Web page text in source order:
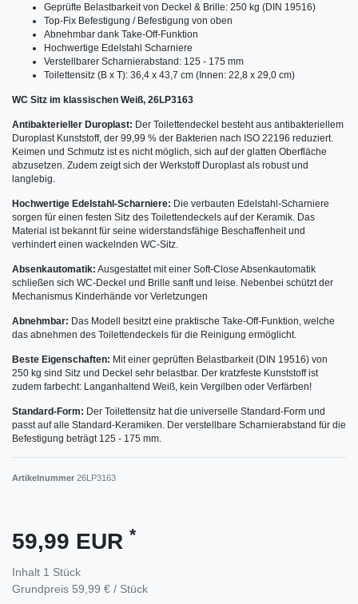
Geprüfte Belastbarkeit von Deckel & Brille: 250 kg (DIN 19516)
Top-Fix Befestigung / Befestigung von oben
Abnehmbar dank Take-Off-Funktion
Hochwertige Edelstahl Scharniere
Verstellbarer Scharnierabstand: 125 - 175 mm
Toilettensitz (B x T): 36,4 x 43,7 cm (Innen: 22,8 x 29,0 cm)
WC Sitz im klassischen Weiß, 26LP3163
Antibakterieller Duroplast: Der Toilettendeckel besteht aus antibakteriellem
Duroplast Kunststoff, der 99,99 % der Bakterien nach ISO 22196 reduziert.
Keimen und Schmutz ist es nicht möglich, sich auf der glatten Oberfläche
abzusetzen. Zudem zeigt sich der Werkstoff Duroplast als robust und
langlebig.
Hochwertige Edelstahl-Scharniere: Die verbauten Edelstahl-Scharniere
sorgen für einen festen Sitz des Toilettendeckels auf der Keramik. Das
Material ist bekannt für seine widerstandsfähige Beschaffenheit und
verhindert einen wackelnden WC-Sitz.
Absenkautomatik: Ausgestattet mit einer Soft-Close Absenkautomatik
schließen sich WC-Deckel und Brille sanft und leise. Nebenbei schützt der
Mechanismus Kinderhände vor Verletzungen
Abnehmbar: Das Modell besitzt eine praktische Take-Off-Funktion, welche
das abnehmen des Toilettendeckels für die Reinigung ermöglicht.
Beste Eigenschaften: Mit einer geprüften Belastbarkeit (DIN 19516) von
250 kg sind Sitz und Deckel sehr belastbar. Der kratzfeste Kunststoff ist
zudem farbecht: Langanhaltend Weiß, kein Vergilben oder Verfärben!
Standard-Form: Der Toilettensitz hat die universelle Standard-Form und
passt auf alle Standard-Keramiken. Der verstellbare Scharnierabstand für die
Befestigung beträgt 125 - 175 mm.
Artikelnummer 26LP3163
59,99 EUR *
Inhalt 1 Stück
Grundpreis 59,99 € / Stück